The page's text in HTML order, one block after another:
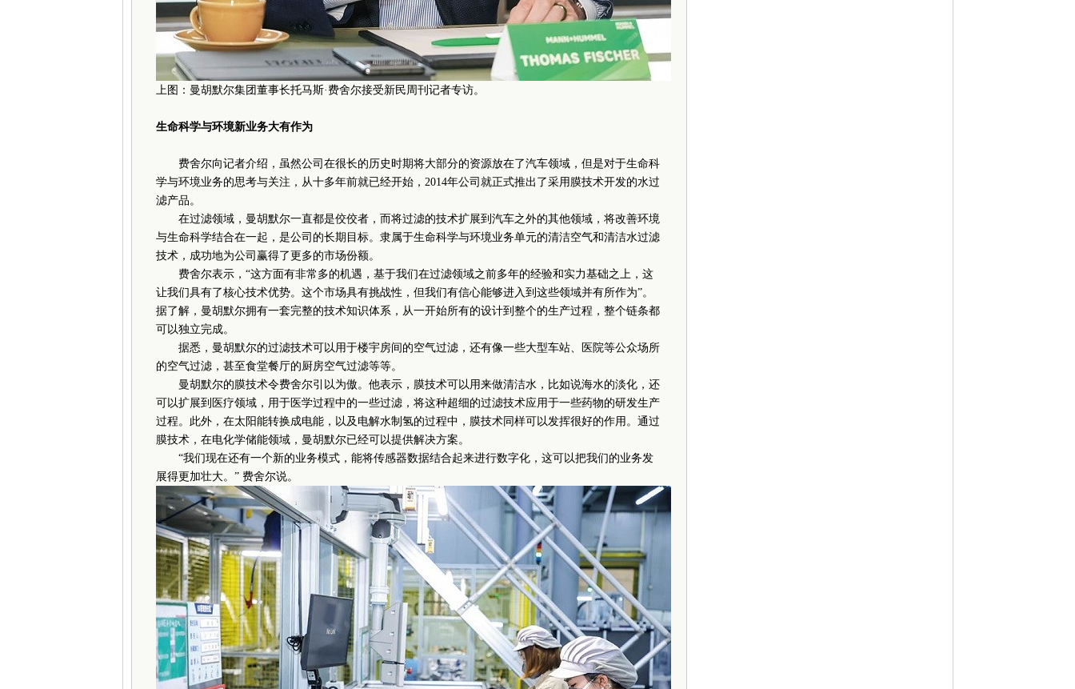
上图：曼胡默尔集团董事长托马斯·费舍尔接受新民周刊记者专访。
生命科学与环境新业务大有作为
费舍尔向记者介绍，虽然公司在很长的历史时期将大部分的资源放在了汽车领域，但是对于生命科
学与环境业务的思考与关注，从十多年前就已经开始，2014年公司就正式推出了采用膜技术开发的水过
滤产品。
在过滤领域，曼胡默尔一直都是佼佼者，而将过滤的技术扩展到汽车之外的其他领域，将改善环境
与生命科学结合在一起，是公司的长期目标。隶属于生命科学与环境业务单元的清洁空气和清洁水过滤
技术，成功地为公司赢得了更多的市场份额。
费舍尔表示，“这方面有非常多的机遇，基于我们在过滤领域之前多年的经验和实力基础之上，这
让我们具有了核心技术优势。这个市场具有挑战性，但我们有信心能够进入到这些领域并有所作为”。
据了解，曼胡默尔拥有一套完整的技术知识体系，从一开始所有的设计到整个的生产过程，整个链条都
可以独立完成。
据悉，曼胡默尔的过滤技术可以用于楼宇房间的空气过滤，还有像一些大型车站、医院等公众场所
的空气过滤，甚至食堂餐厅的厨房空气过滤等等。
曼胡默尔的膜技术令费舍尔引以为傲。他表示，膜技术可以用来做清洁水，比如说海水的淡化，还
可以扩展到医疗领域，用于医学过程中的一些过滤，将这种超细的过滤技术应用于一些药物的研发生产
过程。此外，在太阳能转换成电能，以及电解水制氢的过程中，膜技术同样可以发挥很好的作用。通过
膜技术，在电化学储能领域，曼胡默尔已经可以提供解决方案。
“我们现在还有一个新的业务模式，能将传感器数据结合起来进行数字化，这可以把我们的业务发
展得更加壮大。” 费舍尔说。